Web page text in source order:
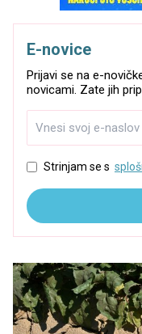
E-novice
Prijavi se na e-
novicami. Zate jih
Strinjam se s